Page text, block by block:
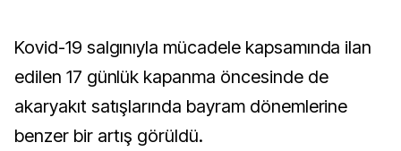
Kovid-19 salgınıyla mücadele kapsamında ilan
edilen 17 günlük kapanma öncesinde de
akaryakıt satışlarında bayram dönemlerine
benzer bir artış görüldü.